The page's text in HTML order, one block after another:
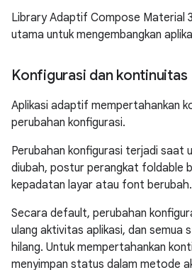
Library Adaptif Compose Material
utama untuk mengembangkan
Konfigurasi dan kontinuitas
Aplikasi adaptif mempertahankan
perubahan konfigurasi.
Perubahan konfigurasi terjadi saat
diubah, postur perangkat foldable
kepadatan layar atau font berubah.
Secara default, perubahan
ulang aktivitas aplikasi, dan semua
hilang. Untuk mempertahankan
menyimpan status dalam metode